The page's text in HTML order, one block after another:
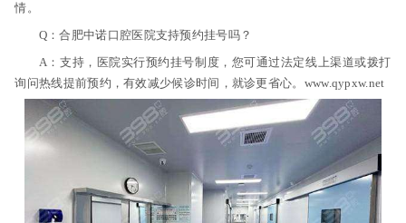
情。
Q：合肥中诺口腔医院支持预约挂号吗？
A：支持，医院实行预约挂号制度，您可通过法定线上渠道或拨打
询问热线提前预约，有效减少候诊时间，就诊更省心。www.qypxw.net